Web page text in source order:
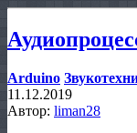
Arduino
11.12.2019
Автор: liman28